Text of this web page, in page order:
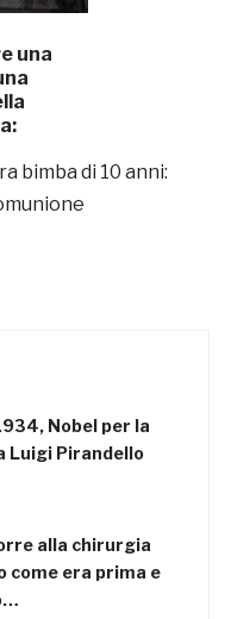
una
bimba di 10 anni:
Nobel per la
Luigi Pirandello
alla chirurgia
come era prima e